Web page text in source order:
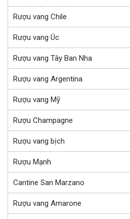
Rượu vang Chile
Rượu vang Úc
Rượu vang Tây Ban Nha
Rượu vang Argentina
Rượu vang Mỹ
Rượu Champagne
Rượu vang bịch
Rượu Mạnh
Cantine San Marzano
Rượu vang Amarone